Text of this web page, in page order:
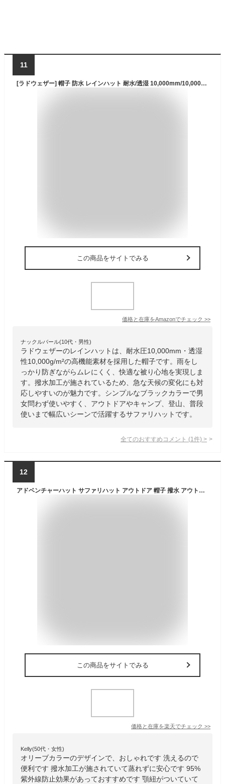
11
[ラドウェザー] 帽子 防水 レインハット 耐水/透湿 10,000mm/10,000g/m2 サファリハット 撥水 ハット メンズ レディース (ブラック, XL)
この商品をサイトでみる
価格と在庫をAmazonでチェック >>
ナックルバール(10代・男性)
ラドウェザーのレインハットは、耐水圧10,000mm・透湿
性10,000g/m²の高機能素材を採用した帽子です。雨をし
っかり防ぎながらムレにくく、快適な被り心地を実現しま
す。撥水加工が施されているため、急な天候の変化にも対
応しやすいのが魅力です。シンプルなブラックカラーで男
女問わず使いやすく、アウトドアやキャンプ、登山、普段
使いまで幅広いシーンで活躍するサファリハットです。
全てのおすすめコメント (1 件) >
12
アドベンチャーハット サファリハット アウトドア 帽子 撥水 アウトドアハット アドベンチャー 深め 釣り 紐取り外し ハット 洗える UVカット 登山 キャンプハット 大きい メッシュ レディース メンズ ハット あご紐 紐付き safari hat firn フィルン
この商品をサイトでみる
価格と在庫を楽天でチェック >>
Kelly(50代・女性)
オリーブカラーのデザインで、おしゃれです 洗えるので
便利です 撥水加工が施されていて蒸れずに安心です 95%
紫外線防止効果があっておすすめです 顎紐がついていて